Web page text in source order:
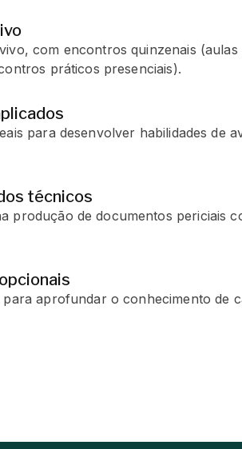
com encontros quinzenais
práticos presenciais).
para desenvolver habilidades de
técnicos
produção de documentos periciais
para aprofundar o conhecimento de